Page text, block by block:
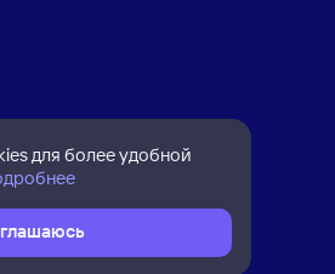
для более удобной